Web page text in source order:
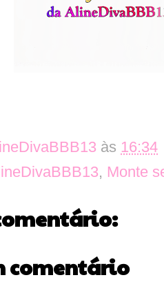
às 16:34
, Monte
comentário